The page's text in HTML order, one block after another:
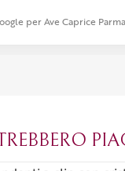
veloce, preciso e
per Ave Caprice